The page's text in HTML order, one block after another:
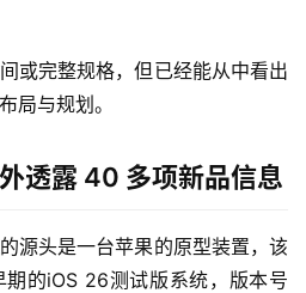
或完整规格，但已经能从中看出
局与规划。
透露 40 多项新品信息
源头是一台苹果的原型装置，该
的iOS 26测试版系统，版本号